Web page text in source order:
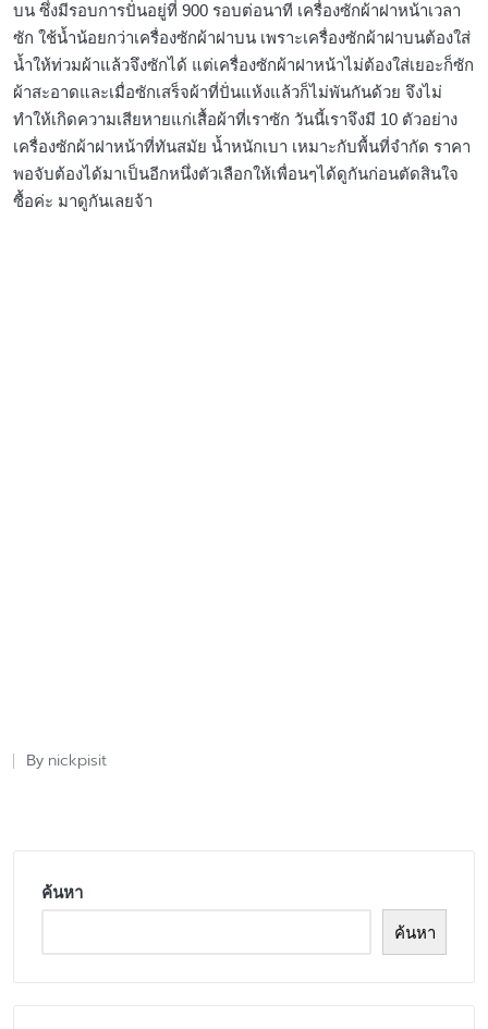
บน ซึ่งมีรอบการปั่นอยู่ที่ 900 รอบต่อนาที เครื่องซักผ้าฝาหน้าเวลา
ซัก ใช้น้ำน้อยกว่าเครื่องซักผ้าฝาบน เพราะเครื่องซักผ้าฝาบนต้องใส่
น้ำให้ท่วมผ้าแล้วจึงซักได้ แต่เครื่องซักผ้าฝาหน้าไม่ต้องใส่เยอะก็ซัก
ผ้าสะอาดและเมื่อซักเสร็จผ้าที่ปั่นแห้งแล้วก็ไม่พันกันด้วย จึงไม่
ทำให้เกิดความเสียหายแก่เสื้อผ้าที่เราซัก วันนี้เราจึงมี 10 ตัวอย่าง
เครื่องซักผ้าฝาหน้าที่ทันสมัย น้ำหนักเบา เหมาะกับพื้นที่จำกัด ราคา
พอจับต้องได้มาเป็นอีกหนึ่งตัวเลือกให้เพื่อนๆได้ดูกันก่อนตัดสินใจ
ซื้อค่ะ มาดูกันเลยจ้า
Posted
By nickpisit
ค้นหา
ค้นหา